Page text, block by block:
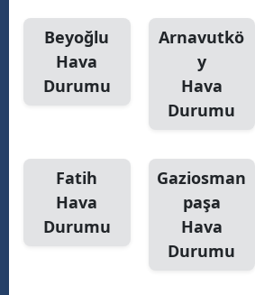
Beyoğlu
Hava
Durumu
Arnavutkö
y
Hava
Durumu
Fatih
Hava
Durumu
Gaziosman
paşa
Hava
Durumu